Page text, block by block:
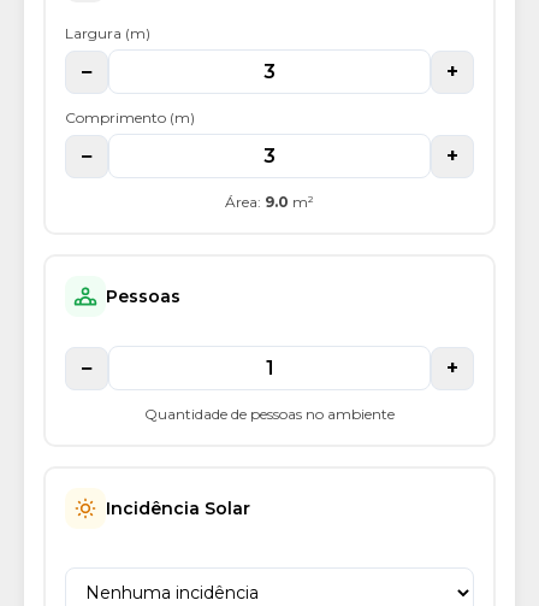
Largura (m)
− +
Comprimento (m)
− +
Área: 9.0 m²
Pessoas
− +
Quantidade de pessoas no ambiente
Incidência Solar